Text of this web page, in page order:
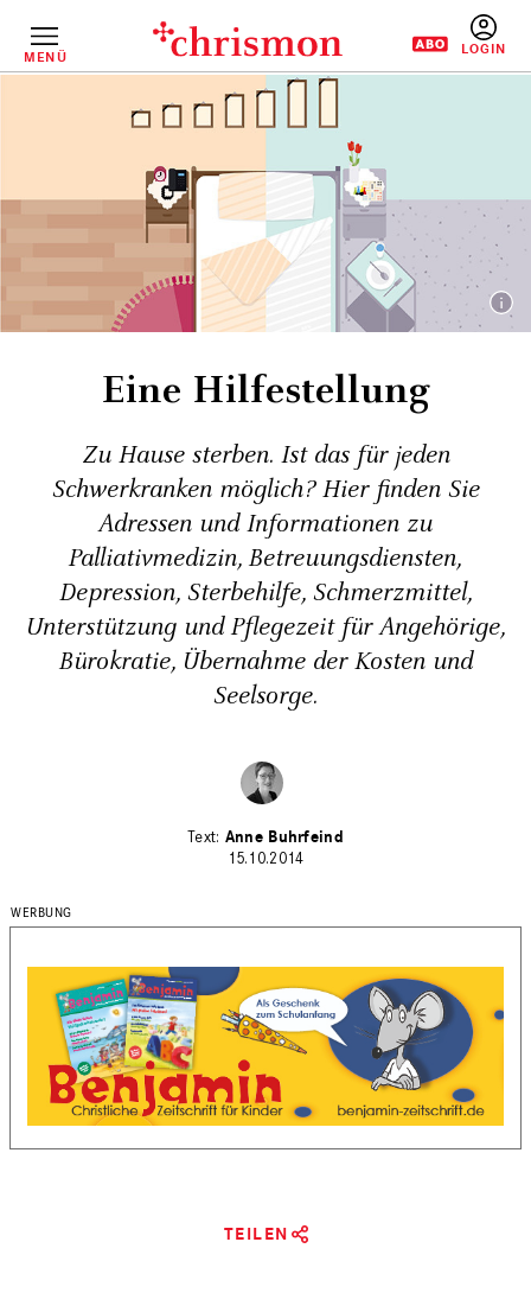
InhaltMENÜ
Eine Hilfestellung
Zu Hause sterben. Ist das für jeden
Schwerkranken möglich? Hier finden Sie
Adressen und Informationen zu
Palliativmedizin, Betreuungsdiensten,
Depression, Sterbehilfe, Schmerzmittel,
Unterstützung und Pflegezeit für Angehörige,
Bürokratie, Übernahme der Kosten und
Seelsorge.
Anne Buhrfeind
15.10.2014
TEILEN